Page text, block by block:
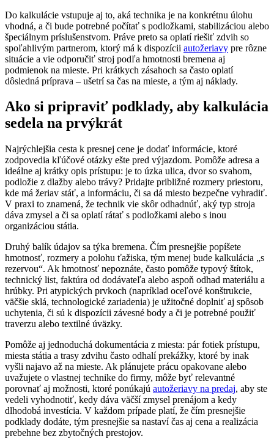
Do kalkulácie vstupuje aj to, aká technika je na konkrétnu úlohu
vhodná, a či bude potrebné počítať s podložkami, stabilizáciou alebo
špeciálnym príslušenstvom. Práve preto sa oplatí riešiť zdvih so
spoľahlivým partnerom, ktorý má k dispozícii autožeriavy pre rôzne
situácie a vie odporučiť stroj podľa hmotnosti bremena aj
podmienok na mieste. Pri krátkych zásahoch sa často oplatí
dôsledná príprava – ušetrí sa čas na mieste, a tým aj náklady.
Ako si pripraviť podklady, aby kalkulácia
sedela na prvýkrát
Najrýchlejšia cesta k presnej cene je dodať informácie, ktoré
zodpovedia kľúčové otázky ešte pred výjazdom. Pomôže adresa a
ideálne aj krátky opis prístupu: je to úzka ulica, dvor so svahom,
podložie z dlažby alebo trávy? Pridajte približné rozmery priestoru,
kde má žeriav stáť, a informáciu, či sa dá miesto bezpečne vyhradiť.
V praxi to znamená, že technik vie skôr odhadnúť, aký typ stroja
dáva zmysel a či sa oplatí rátať s podložkami alebo s inou
organizáciou státia.
Druhý balík údajov sa týka bremena. Čím presnejšie popíšete
hmotnosť, rozmery a polohu ťažiska, tým menej bude kalkulácia „s
rezervou“. Ak hmotnosť nepoznáte, často pomôže typový štítok,
technický list, faktúra od dodávateľa alebo aspoň odhad materiálu a
hrúbky. Pri atypických prvkoch (napríklad oceľové konštrukcie,
väčšie sklá, technologické zariadenia) je užitočné doplniť aj spôsob
uchytenia, či sú k dispozícii závesné body a či je potrebné použiť
traverzu alebo textilné úväzky.
Pomôže aj jednoduchá dokumentácia z miesta: pár fotiek prístupu,
miesta státia a trasy zdvihu často odhalí prekážky, ktoré by inak
vyšli najavo až na mieste. Ak plánujete prácu opakovane alebo
uvažujete o vlastnej technike do firmy, môže byť relevantné
porovnať aj možnosti, ktoré ponúkajú autožeriavy na predaj, aby ste
vedeli vyhodnotiť, kedy dáva väčší zmysel prenájom a kedy
dlhodobá investícia. V každom prípade platí, že čím presnejšie
podklady dodáte, tým presnejšie sa nastaví čas aj cena a realizácia
prebehne bez zbytočných prestojov.